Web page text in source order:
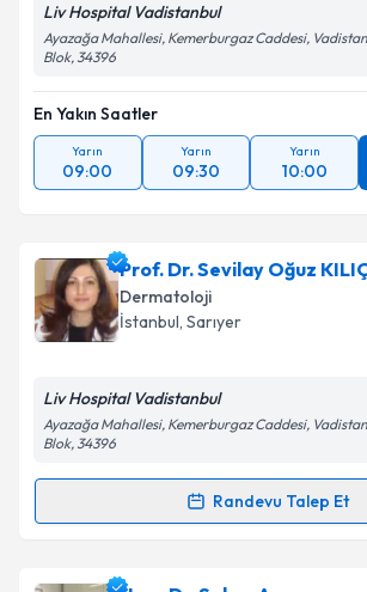
Liv Hospital Vadistanbul
Ayazağa Mahallesi, Kemerburgaz Caddesi,
Blok, 34396
En Yakın Saatler
Yarın
09:00
Yarın
09:30
Yarın
10:00
Prof. Dr. Sevilay Oğuz
Dermatoloji
İstanbul, Sarıyer
Liv Hospital Vadistanbul
Ayazağa Mahallesi, Kemerburgaz Caddesi,
Blok, 34396
Randevu Talep Et
Randevu Takvimi Talebi